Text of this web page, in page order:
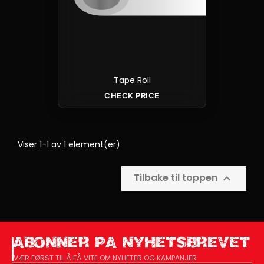
Tape Roll
CHECK PRICE
Viser 1-1 av 1 element(er)
Tilbake til toppen 
ABONNER PA NYHETSBREVET
VÆR FØRST TIL Å FÅ VITE OM NYHETER OG KAMPANJER